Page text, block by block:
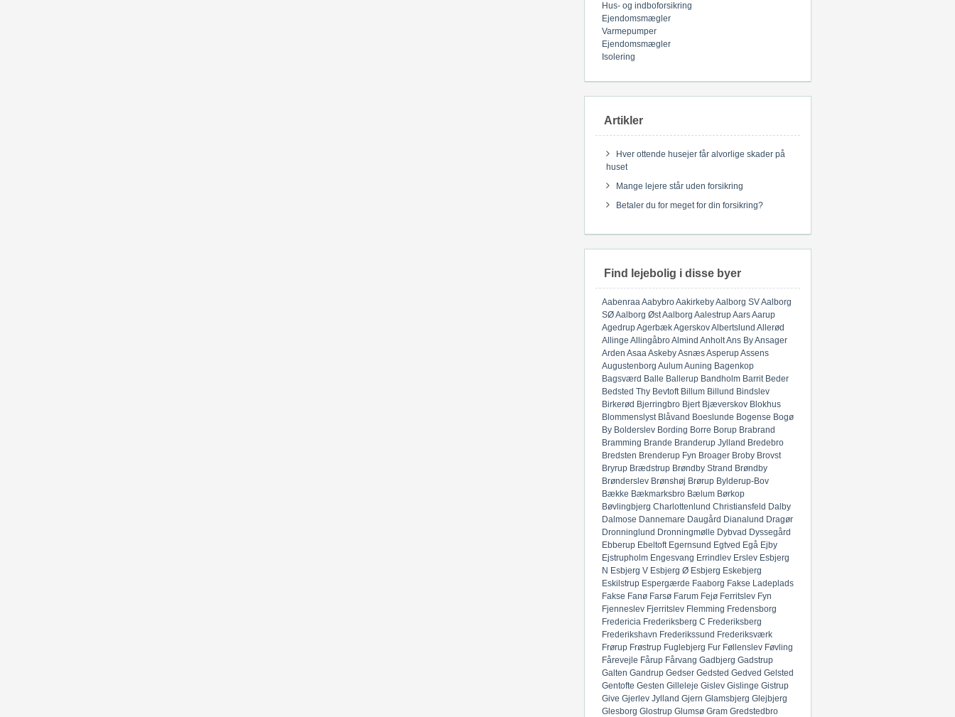
Hus- og indboforsikring
Ejendomsmægler
Varmepumper
Ejendomsmægler
Isolering
Artikler
Hver ottende husejer får alvorlige skader på
huset
Mange lejere står uden forsikring
Betaler du for meget for din forsikring?
Find lejebolig i disse byer
AabenraaAabybroAakirkebyAalborg SVAalborg
SØAalborg ØstAalborg AalestrupAarsAarup
AgedrupAgerbækAgerskovAlbertslund Allerød
Allinge AllingåbroAlmind AnholtAns ByAnsager
Arden AsaaAskebyAsnæsAsperupAssens
Augustenborg AulumAuning Bagenkop
Bagsværd Balle Ballerup Bandholm Barrit Beder
Bedsted Thy Bevtoft Billum Billund Bindslev
Birkerød Bjerringbro Bjert Bjæverskov Blokhus
Blommenslyst Blåvand Boeslunde Bogense Bogø
By Bolderslev Bording Borre Borup Brabrand
Bramming Brande Branderup Jylland Bredebro
Bredsten Brenderup Fyn Broager Broby Brovst
Bryrup Brædstrup Brøndby Strand Brøndby
Brønderslev Brønshøj Brørup Bylderup-Bov
Bække Bækmarksbro Bælum Børkop
Bøvlingbjerg Charlottenlund Christiansfeld Dalby
Dalmose Dannemare Daugård Dianalund Dragør
Dronninglund Dronningmølle Dybvad Dyssegård
Ebberup Ebeltoft Egernsund Egtved Egå Ejby
Ejstrupholm Engesvang Errindlev Erslev Esbjerg
N Esbjerg V Esbjerg Ø Esbjerg Eskebjerg
Eskilstrup Espergærde Faaborg Fakse Ladeplads
Fakse Fanø Farsø Farum Fejø Ferritslev Fyn
Fjenneslev Fjerritslev Flemming Fredensborg
Fredericia Frederiksberg C Frederiksberg
Frederikshavn Frederikssund Frederiksværk
Frørup Frøstrup Fuglebjerg Fur Føllenslev Føvling
Fårevejle Fårup Fårvang Gadbjerg Gadstrup
Galten Gandrup Gedser Gedsted Gedved Gelsted
Gentofte Gesten Gilleleje Gislev Gislinge Gistrup
Give Gjerlev Jylland Gjern Glamsbjerg Glejbjerg
Glesborg Glostrup Glumsø Gram Gredstedbro